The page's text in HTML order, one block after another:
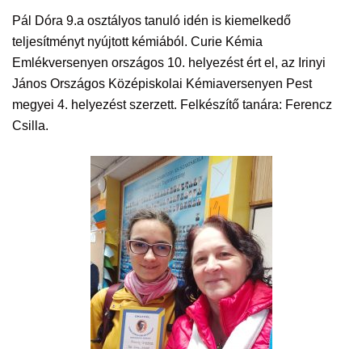
Pál Dóra 9.a osztályos tanuló idén is kiemelkedő
teljesítményt nyújtott kémiából. Curie Kémia
Emlékversenyen országos 10. helyezést ért el, az Irinyi
János Országos Középiskolai Kémiaversenyen Pest
megyei 4. helyezést szerzett. Felkészítő tanára: Ferencz
Csilla.